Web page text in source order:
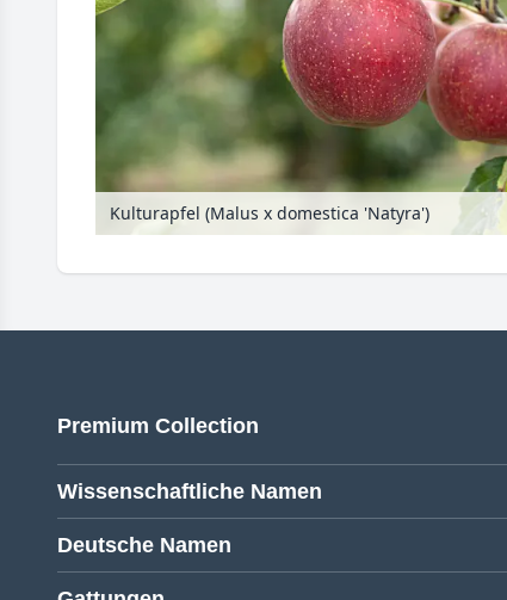
Kulturapfel (Malus x domestica 'Natyra')
Premium Collection
Wissenschaftliche Namen
Deutsche Namen